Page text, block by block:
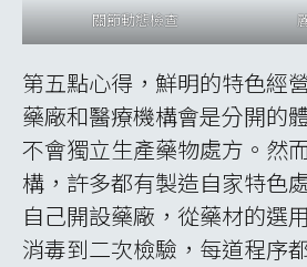
器，結合中藥萃取液，運用
現今空氣品質議題為大眾所
用成了疑慮，醫院建立了專
間，並引進了電子灸，且針
不同機型，方便且無煙害；
動不便者，電動治療床能夠
同時方便醫師治療調整高度
儀器(舌診儀、氣味分析儀)